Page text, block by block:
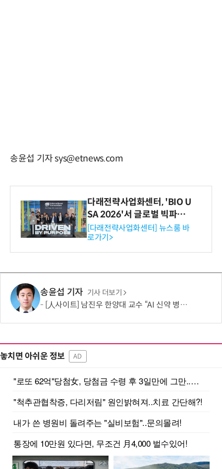
송윤섭 기자 sys@etnews.com
다래전략사업화센터, 'BIO U
SA 2026'서 글로벌 빅파마
와의 비즈니스 미팅 지원…K
-바이오 해외 진출 교두보 확
보
[다래전략사업화센터] 뉴스룸 바
로가기>
송윤섭 기자 기사 더보기
[人사이트] 남진우 한양대 교수 “AI 신약 병목, K-문샷으로 극복해 개발 속도 10배 향상”
놓치면 아쉬운 정보 AD